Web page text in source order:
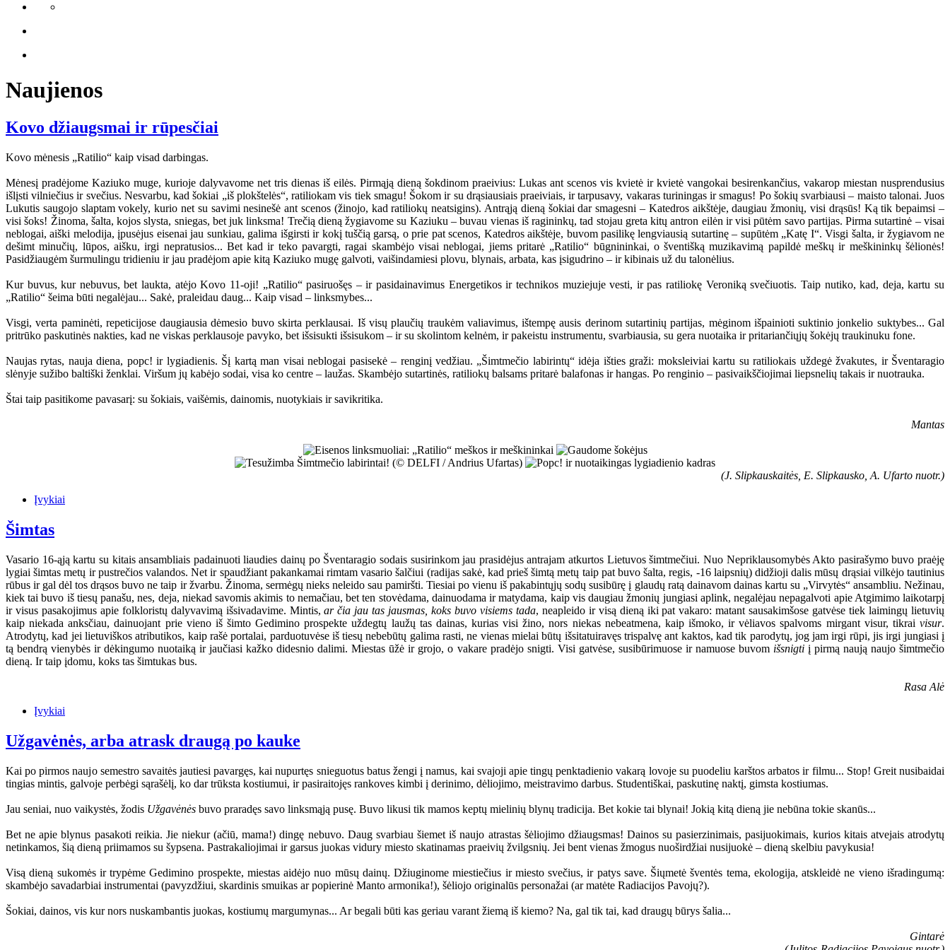
Naujienos
Kovo džiaugsmai ir rūpesčiai
Kovo mėnesis „Ratilio“ kaip visad darbingas.
Mėnesį pradėjome Kaziuko muge, kurioje dalyvavome net tris dienas iš eilės. Pirmąją dieną šokdinom praeivius: Lukas ant scenos vis kvietė ir kvietė vangokai besirenkančius, vakarop miestan nusprendusius
išlįsti vilniečius ir svečius. Nesvarbu, kad šokiai „iš plokštelės“, ratiliokam vis tiek smagu! Šokom ir su drąsiausiais praeiviais, ir tarpusavy, vakaras turiningas ir smagus! Po šokių svarbiausi – maisto talonai. Juos
Lukutis saugojo slaptam vokely, kurio net su savimi nesinešė ant scenos (žinojo, kad ratiliokų neatsigins). Antrąją dieną šokiai dar smagesni – Katedros aikštėje, daugiau žmonių, visi drąsūs! Ką tik bepaimsi –
visi šoks! Žinoma, šalta, kojos slysta, sniegas, bet juk linksma! Trečią dieną žygiavome su Kaziuku – buvau vienas iš ragininkų, tad stojau greta kitų antron eilėn ir visi pūtėm savo partijas. Pirma sutartinė – visai
neblogai, aiški melodija, įpusėjus eisenai jau sunkiau, galima išgirsti ir kokį tuščią garsą, o prie pat scenos, Katedros aikštėje, buvom pasilikę lengviausią sutartinę – supūtėm „Katę I“. Visgi šalta, ir žygiavom ne
dešimt minučių, lūpos, aišku, irgi nepratusios... Bet kad ir teko pavargti, ragai skambėjo visai neblogai, jiems pritarė „Ratilio“ būgnininkai, o šventišką muzikavimą papildė meškų ir meškininkų šėlionės!
Pasidžiaugėm šurmulingu tridieniu ir jau pradėjom apie kitą Kaziuko mugę galvoti, vaišindamiesi plovu, blynais, arbata, kas įsigudrino – ir kibinais už du talonėlius.
Kur buvus, kur nebuvus, bet laukta, atėjo Kovo 11-oji! „Ratilio“ pasiruošęs – ir pasidainavimus Energetikos ir technikos muziejuje vesti, ir pas ratiliokę Veroniką svečiuotis. Taip nutiko, kad, deja, kartu su
„Ratilio“ šeima būti negalėjau... Sakė, praleidau daug... Kaip visad – linksmybes...
Visgi, verta paminėti, repeticijose daugiausia dėmesio buvo skirta perklausai. Iš visų plaučių traukėm valiavimus, ištempę ausis derinom sutartinių partijas, mėginom išpainioti suktinio jonkelio suktybes... Gal
pritrūko paskutinės nakties, kad ne viskas perklausoje pavyko, bet išsisukti išsisukom – ir su skolintom kelnėm, ir pakeistu instrumentu, svarbiausia, su gera nuotaika ir pritariančiųjų šokėjų traukinuku fone.
Naujas rytas, nauja diena, popc! ir lygiadienis. Šį kartą man visai neblogai pasisekė – renginį vedžiau. „Šimtmečio labirintų“ idėja išties graži: moksleiviai kartu su ratiliokais uždegė žvakutes, ir Šventaragio
slėnyje sužibo baltiški ženklai. Viršum jų kabėjo sodai, visa ko centre – laužas. Skambėjo sutartinės, ratiliokų balsams pritarė balafonas ir hangas. Po renginio – pasivaikščiojimai liepsnelių takais ir nuotrauka.
Štai taip pasitikome pavasarį: su šokiais, vaišėmis, dainomis, nuotykiais ir savikritika.
Mantas
(J. Slipkauskaitės, E. Slipkausko, A. Ufarto nuotr.)
Įvykiai
Šimtas
Vasario 16-ąją kartu su kitais ansambliais padainuoti liaudies dainų po Šventaragio sodais susirinkom jau prasidėjus antrajam atkurtos Lietuvos šimtmečiui. Nuo Nepriklausomybės Akto pasirašymo buvo praėję
lygiai šimtas metų ir pustrečios valandos. Net ir spaudžiant pakankamai rimtam vasario šalčiui (radijas sakė, kad prieš šimtą metų taip pat buvo šalta, regis, -16 laipsnių) didžioji dalis mūsų drąsiai vilkėjo tautinius
rūbus ir gal dėl tos drąsos buvo ne taip ir žvarbu. Žinoma, sermėgų nieks neleido sau pamiršti. Tiesiai po vienu iš pakabintųjų sodų susibūrę į glaudų ratą dainavom dainas kartu su „Virvytės“ ansambliu. Nežinau,
kiek tai buvo iš tiesų panašu, nes, deja, niekad savomis akimis to nemačiau, bet ten stovėdama, dainuodama ir matydama, kaip vis daugiau žmonių jungiasi aplink, negalėjau nepagalvoti apie Atgimimo laikotarpį
ir visus pasakojimus apie folkloristų dalyvavimą išsivadavime. Mintis,ar čia jau tas jausmas, koks buvo visiems tada, neapleido ir visą dieną iki pat vakaro: matant sausakimšose gatvėse tiek laimingų lietuvių
kaip niekada anksčiau, dainuojant prie vieno iš šimto Gedimino prospekte uždegtų laužų tas dainas, kurias visi žino, nors niekas nebeatmena, kaip išmoko, ir vėliavos spalvoms mirgant visur, tikrai visur.
Atrodytų, kad jei lietuviškos atributikos, kaip rašė portalai, parduotuvėse iš tiesų nebebūtų galima rasti, ne vienas mielai būtų išsitatuiravęs trispalvę ant kaktos, kad tik parodytų, jog jam irgi rūpi, jis irgi jungiasi į
tą bendrą vienybės ir dėkingumo nuotaiką ir jaučiasi kažko didesnio dalimi. Miestas ūžė ir grojo, o vakare pradėjo snigti. Visi gatvėse, susibūrimuose ir namuose buvom išsnigti į pirmą naują naujo šimtmečio
dieną. Ir taip įdomu, koks tas šimtukas bus.
Rasa Alė
Įvykiai
Užgavėnės, arba atrask draugą po kauke
Kai po pirmos naujo semestro savaitės jautiesi pavargęs, kai nupurtęs snieguotus batus žengi į namus, kai svajoji apie tingų penktadienio vakarą lovoje su puodeliu karštos arbatos ir filmu... Stop! Greit nusibaidai
tingias mintis, galvoje perbėgi sąrašėlį, ko dar trūksta kostiumui, ir pasiraitojęs rankoves kimbi į derinimo, dėliojimo, meistravimo darbus. Studentiškai, paskutinę naktį, gimsta kostiumas.
Jau seniai, nuo vaikystės, žodis Užgavėnės buvo praradęs savo linksmąją pusę. Buvo likusi tik mamos keptų mielinių blynų tradicija. Bet kokie tai blynai! Jokią kitą dieną jie nebūna tokie skanūs...
Bet ne apie blynus pasakoti reikia. Jie niekur (ačiū, mama!) dingę nebuvo. Daug svarbiau šiemet iš naujo atrastas šėliojimo džiaugsmas! Dainos su pasierzinimais, pasijuokimais, kurios kitais atvejais atrodytų
netinkamos, šią dieną priimamos su šypsena. Pastrakaliojimai ir garsus juokas vidury miesto skatinamas praeivių žvilgsnių. Jei bent vienas žmogus nuoširdžiai nusijuokė – dieną skelbiu pavykusia!
Visą dieną sukomės ir trypėme Gedimino prospekte, miestas aidėjo nuo mūsų dainų. Džiuginome miestiečius ir miesto svečius, ir patys save. Šiųmetė šventės tema, ekologija, atskleidė ne vieno išradingumą:
skambėjo savadarbiai instrumentai (pavyzdžiui, skardinis smuikas ar popierinė Manto armonika!), šėliojo originalūs personažai (ar matėte Radiacijos Pavojų?).
Šokiai, dainos, vis kur nors nuskambantis juokas, kostiumų margumynas... Ar begali būti kas geriau varant žiemą iš kiemo? Na, gal tik tai, kad draugų būrys šalia...
Gintarė